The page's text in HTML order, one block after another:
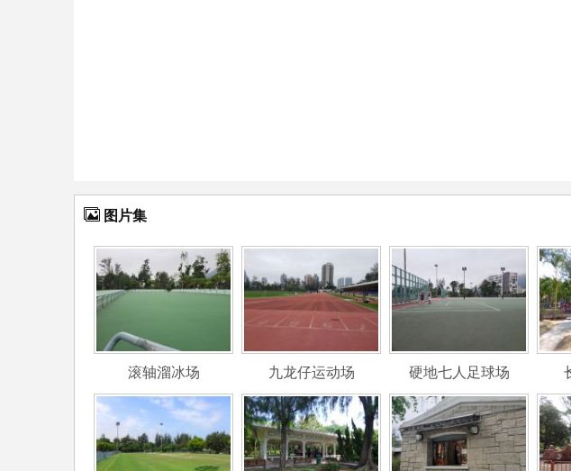
图片集
滚轴溜冰场 九龙仔运动场 硬地七人足球场